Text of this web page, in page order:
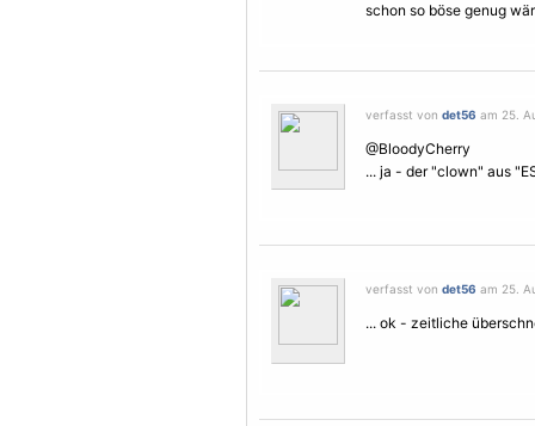
schon so böse genug
verfasst von det56 am 25.
@BloodyCherry
... ja - der "clown" aus
verfasst von det56 am 25.
... ok - zeitliche